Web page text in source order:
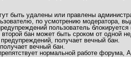
быть удалены или правлены
по усмотрению модератора,
пользователь
бан может быть сроком от одной
получает вечный бан.
вечный бан.
нормальной работе